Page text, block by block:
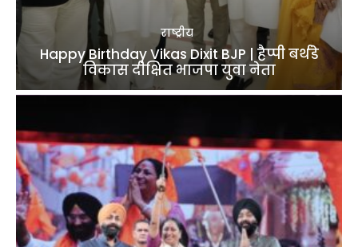
राष्ट्रीय
Happy Birthday Vikas Dixit BJP | हैप्पी बर्थडे
विकास दीक्षित भाजपा युवा नेता